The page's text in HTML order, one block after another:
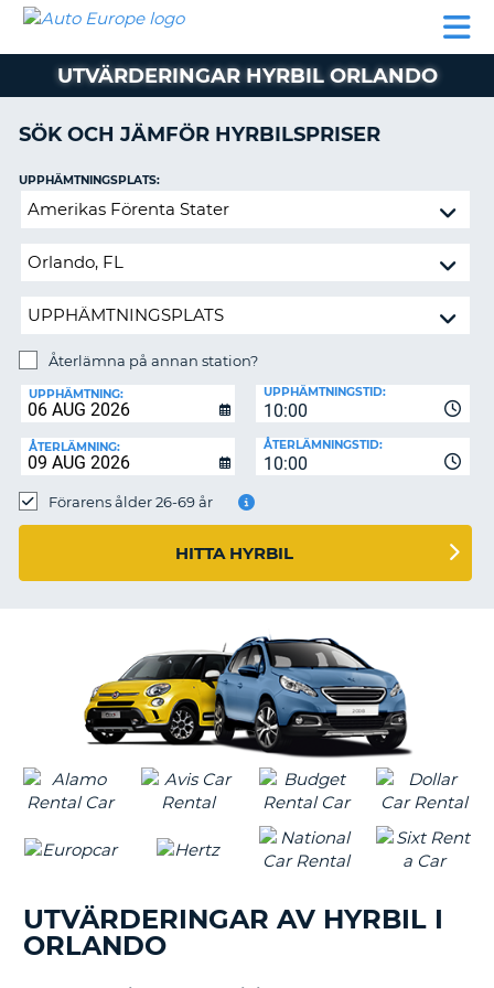
HYRBIL
HYRA
PARTNER
AUTO
EUROPE
HYRBIL
HYRA
HUSBIL
MIN
MEDLEMSINFORMATION
BOKNING
SVERIGE
UTVÄRDERINGAR HYRBIL ORLANDO
SÖK OCH JÄMFÖR HYRBILSPRISER
Återlämna
annan
UPPHÄMTNINGSPLATS:
Återlämna på annan station?
UPPHÄMTNING:
10:00
UPPHÄMTNINGSTID:
ÅTERLÄMNING:
10:00
ÅTERLÄMNINGSTID:
Förarens ålder 26-69 år
HITTA HYRBIL
UTVÄRDERINGAR AV HYRBIL I
ORLANDO